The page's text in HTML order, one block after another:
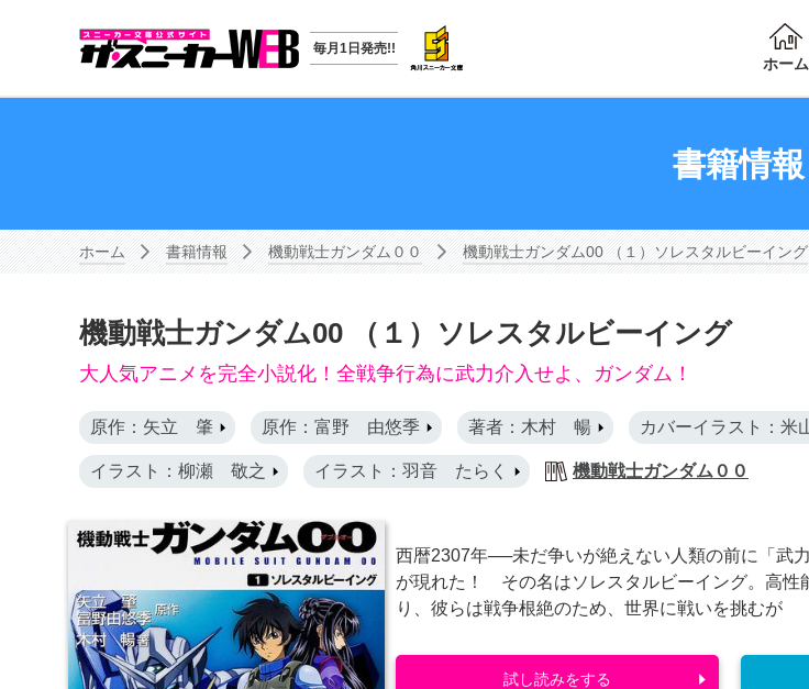
毎月1日発売!!
ホーム
書籍情報
ホーム 書籍情報 機動戦士ガンダム００ 機動戦士ガンダム00 （１）ソレスタルビーイング
機動戦士ガンダム00 （１）ソレスタルビーイング
大人気アニメを完全小説化！全戦争行為に武力介入せよ、ガンダム！
原作：矢立 肇 原作：富野 由悠季 著者：木村 暢 カバーイラスト：
イラスト：柳瀬 敬之 イラスト：羽音 たらく 機動戦士ガンダム００
西暦2307年──未だ争いが絶えない人類の前に「武
が現れた！ その名はソレスタルビーイング。高性
り、彼らは戦争根絶のため、世界に戦いを挑むが
試し読みをする